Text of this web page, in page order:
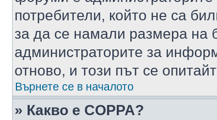
потребители, който не са
за да се намали размера на
администраторите за
отново, и този път се
Върнете се в началото
» Какво е COPPA?